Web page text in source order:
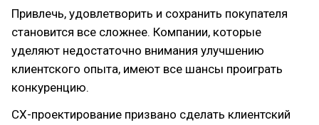
Привлечь, удовлетворить и сохранить покупателя
становится все сложнее. Компании, которые
уделяют недостаточно внимания улучшению
клиентского опыта, имеют все шансы проиграть
конкуренцию.
CX-проектирование призвано сделать клиентский